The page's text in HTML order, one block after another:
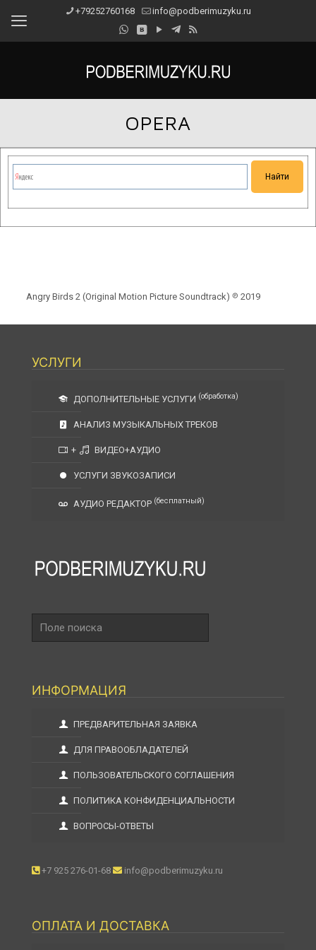
+79252760168 info@podberimuzyku.ru
OPERA
Angry Birds 2 (Original Motion Picture Soundtrack) ℗ 2019
УСЛУГИ
ДОПОЛНИТЕЛЬНЫЕ УСЛУГИ (обработка)
АНАЛИЗ МУЗЫКАЛЬНЫХ ТРЕКОВ
+ ВИДЕО+АУДИО
УСЛУГИ ЗВУКОЗАПИСИ
АУДИО РЕДАКТОР (бесплатный)
поиска
ИНФОРМАЦИЯ
ПРЕДВАРИТЕЛЬНАЯ ЗАЯВКА
ДЛЯ ПРАВООБЛАДАТЕЛЕЙ
ПОЛЬЗОВАТЕЛЬСКОГО СОГЛАШЕНИЯ
ПОЛИТИКА КОНФИДЕНЦИАЛЬНОСТИ
ВОПРОСЫ-ОТВЕТЫ
+7 925 276-01-68 info@podberimuzyku.ru
ОПЛАТА И ДОСТАВКА